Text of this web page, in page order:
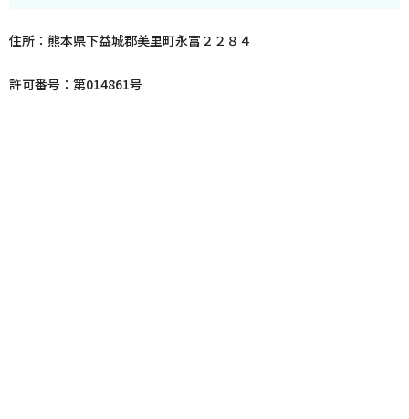
住所：熊本県下益城郡美里町永富２２８４
許可番号：第014861号